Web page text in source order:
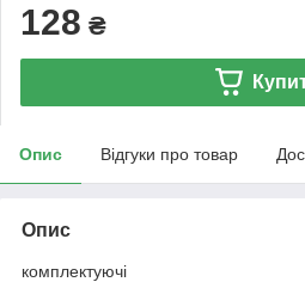
128 ₴
Опис Відгуки про товар
Опис
комплектуючі